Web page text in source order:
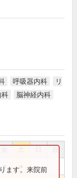
呼吸器内科
リ
科
脳神経内科
祝
●ます。来院前